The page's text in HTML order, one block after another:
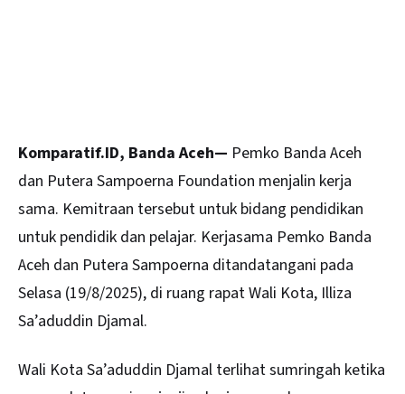
Komparatif.ID, Banda Aceh— Pemko Banda Aceh
dan Putera Sampoerna Foundation menjalin kerja
sama. Kemitraan tersebut untuk bidang pendidikan
untuk pendidik dan pelajar. Kerjasama Pemko Banda
Aceh dan Putera Sampoerna ditandatangani pada
Selasa (19/8/2025), di ruang rapat Wali Kota, Illiza
Sa’aduddin Djamal.
Wali Kota Sa’aduddin Djamal terlihat sumringah ketika